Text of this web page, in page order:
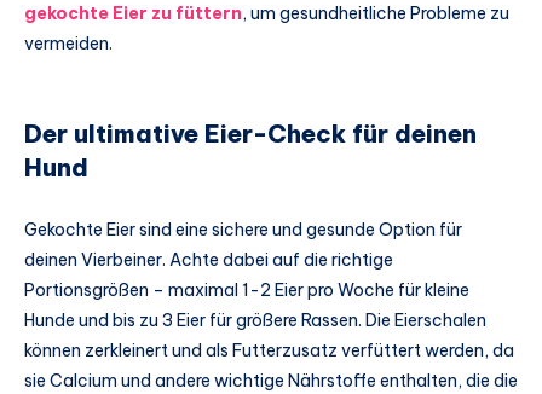
gekochte Eier zu füttern, um gesundheitliche Probleme zu
vermeiden.
Der ultimative Eier-Check für deinen
Hund
Gekochte Eier sind eine sichere und gesunde Option für
deinen Vierbeiner. Achte dabei auf die richtige
Portionsgrößen – maximal 1-2 Eier pro Woche für kleine
Hunde und bis zu 3 Eier für größere Rassen. Die Eierschalen
können zerkleinert und als Futterzusatz verfüttert werden, da
sie Calcium und andere wichtige Nährstoffe enthalten, die die